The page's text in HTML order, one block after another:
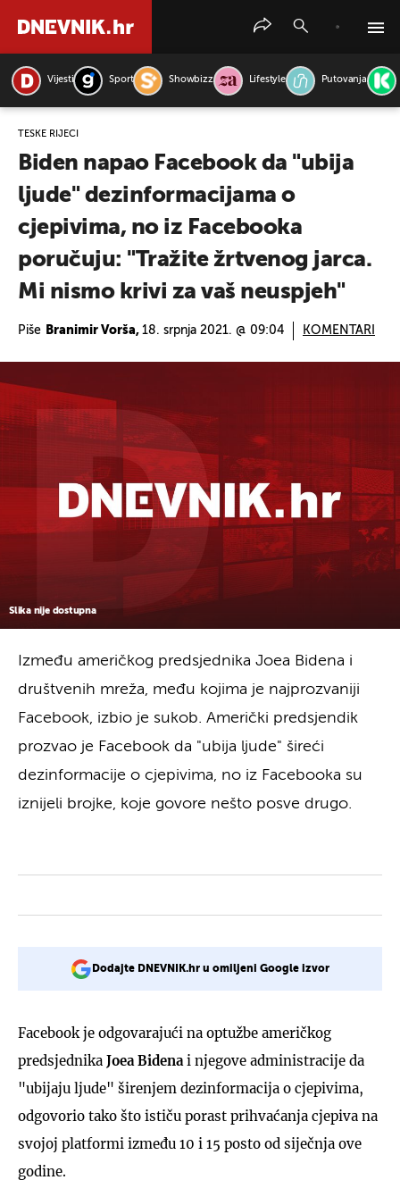
Vijesti Sport Showbizz Lifestyle Putovanja
TEŠKE RIJEČI
Biden napao Facebook da "ubija
ljude" dezinformacijama o
cjepivima, no iz Facebooka
poručuju: "Tražite žrtvenog jarca.
Mi nismo krivi za vaš neuspjeh"
Piše Branimir Vorša, 18. srpnja 2021. @ 09:04 KOMENTARI
Slika nije dostupna
Između američkog predsjednika Joea Bidena i
društvenih mreža, među kojima je najprozvaniji
Facebook, izbio je sukob. Američki predsjendik
prozvao je Facebook da "ubija ljude" šireći
dezinformacije o cjepivima, no iz Facebooka su
iznijeli brojke, koje govore nešto posve drugo.
Dodajte DNEVNIK.hr u omiljeni Google izvor
Facebook je odgovarajući na optužbe američkog
predsjednika Joea Bidena i njegove administracije da
"ubijaju ljude" širenjem dezinformacija o cjepivima,
odgovorio tako što ističu porast prihvaćanja cjepiva na
svojoj platformi između 10 i 15 posto od siječnja ove
godine.
PRETRAŽITE VIJESTI